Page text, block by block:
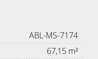
ABL-MS-7174
67,15 m²